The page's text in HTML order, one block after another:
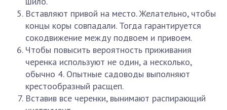
Вставляют привой на место. Желательно, чтобы
концы коры совпадали. Тогда гарантируется
сокодвижение между подвоем и привоем.
Чтобы повысить вероятность приживания
черенка используют не один, а несколько,
обычно 4. Опытные садоводы выполняют
крестообразный расщеп.
Вставив все черенки, вынимают распирающий